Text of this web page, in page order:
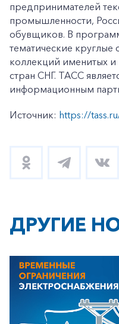
+7-800-700-24-57
Частным
Корпоративным
предпринимателей
промышленности,
обувщиков. В
тематические круглые
коллекций именитых
стран СНГ. ТАСС
информационным
Источник: https://
ДРУГИЕ